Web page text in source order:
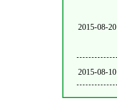
2015-08-20
2015-08-10